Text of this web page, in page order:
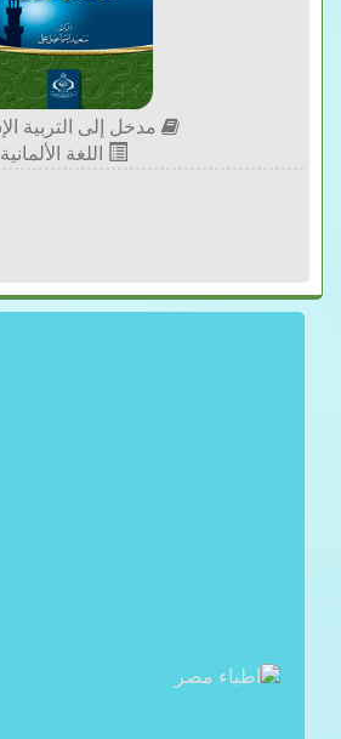
مدخل إلى التربية
اللغة الألمانية